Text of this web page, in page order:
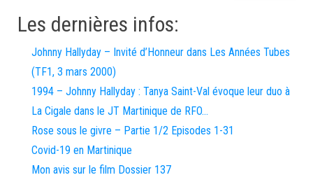
Les dernières infos:
Johnny Hallyday – Invité d’Honneur dans Les Années Tubes
(TF1, 3 mars 2000)
1994 – Johnny Hallyday : Tanya Saint-Val évoque leur duo à
La Cigale dans le JT Martinique de RFO…
Rose sous le givre – Partie 1/2 Episodes 1-31
Covid-19 en Martinique
Mon avis sur le film Dossier 137